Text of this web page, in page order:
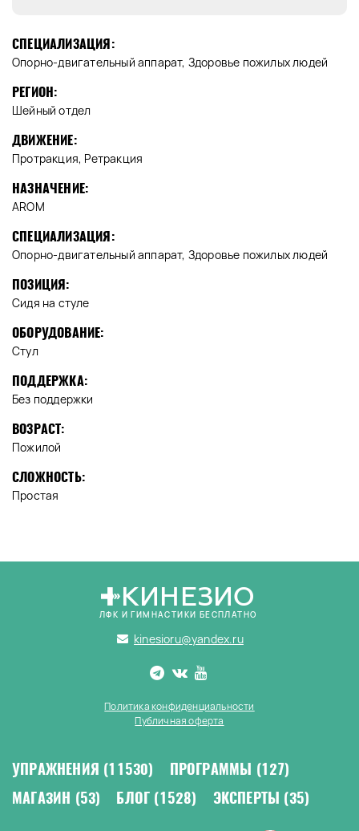
СПЕЦИАЛИЗАЦИЯ:
Опорно-двигательный аппарат, Здоровье пожилых людей
РЕГИОН:
Шейный отдел
ДВИЖЕНИЕ:
Протракция, Ретракция
НАЗНАЧЕНИЕ:
AROM
СПЕЦИАЛИЗАЦИЯ:
Опорно-двигательный аппарат, Здоровье пожилых людей
ПОЗИЦИЯ:
Сидя на стуле
ОБОРУДОВАНИЕ:
Стул
ПОДДЕРЖКА:
Без поддержки
ВОЗРАСТ:
Пожилой
СЛОЖНОСТЬ:
Простая
КИНЕЗИО
ЛФК И ГИМНАСТИКИ БЕСПЛАТНО
kinesioru@yandex.ru
Политика конфиденциальности
Публичная оферта
УПРАЖНЕНИЯ (11530) ПРОГРАММЫ (127)
МАГАЗИН (53) БЛОГ (1528) ЭКСПЕРТЫ (35)